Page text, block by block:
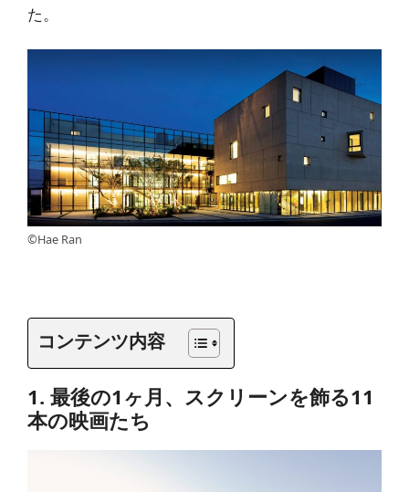
た。
©Hae Ran
コンテンツ内容
1. 最後の1ヶ月、スクリーンを飾る11
本の映画たち